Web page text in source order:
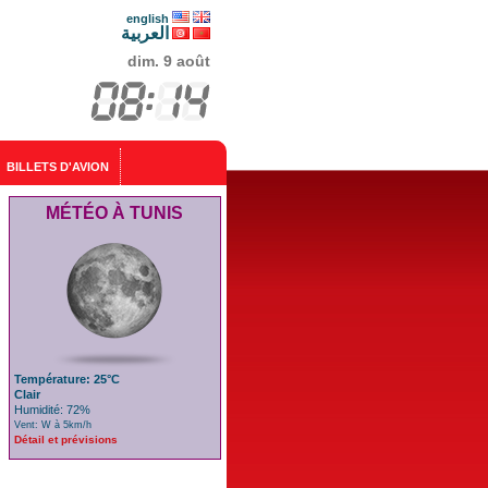
english
العربية
dim. 9 août
BILLETS D'AVION
MÉTÉO À TUNIS
Température: 25°C
Clair
Humidité: 72%
Vent: W à 5km/h
Détail et prévisions